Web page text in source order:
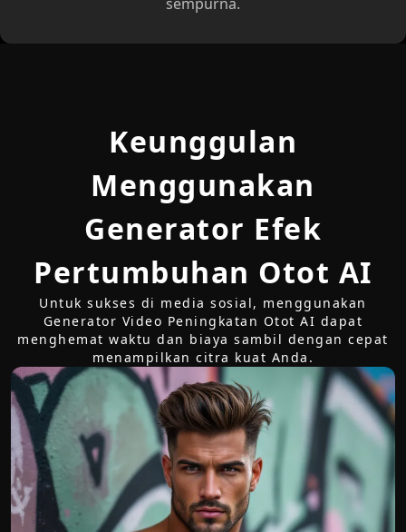
Keunggulan
Menggunakan
Generator Efek
Pertumbuhan Otot AI
Untuk sukses di media sosial, menggunakan
Generator Video Peningkatan Otot AI dapat
menghemat waktu dan biaya sambil dengan cepat
menampilkan citra kuat Anda.